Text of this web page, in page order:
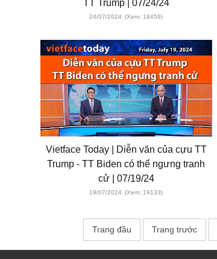
TT Trump | 07/24/24
24/07/2024 (Xem: 18459)
Vietface Today | Diễn văn của cựu TT
Trump - TT Biden có thể ngưng tranh
cử | 07/19/24
19/07/2024 (Xem: 19133)
Trang đầu Trang trước